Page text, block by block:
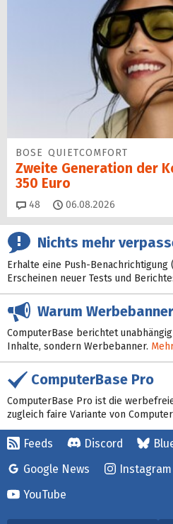
BOSE QUIETCOMFORT
Zweite Generation der
350 Euro
48 Kommentare
06.08.2026
Nichts mehr
Erhalte eine Push-
Erscheinen neuer Tests und Berichte:
Warum
ComputerBase berichtet
Inhalte, sondern Werbebanner.
ComputerBase Pro
ComputerBase Pro ist die
zugleich faire Variante von
Feeds Discord
Google News
Instagram
YouTube